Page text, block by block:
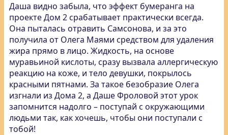
Даша видно забыла, что эффект бумеранга на
проекте Дом 2 срабатывает практически всегда.
Она пыталась отравить Самсонова, и за это
получила от Олега Маями средством для удаления
жира прямо в лицо. Жидкость, на основе
муравьиной кислоты, сразу вызвала аллергическую
реакцию на коже, и тело девушки, покрылось
красными пятнами. За такое безобразие Олега
изгнали из Дома 2, а Даше Фроловой этот урок
запомнится надолго – поступай с окружающими
людьми так, как хочешь, чтобы они поступали с
тобой!